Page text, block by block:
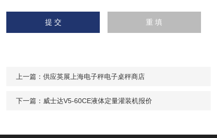
上一篇：供应英展上海电子秤电子桌秤商店
下一篇： 威士达V5-60CE液体定量灌装机报价